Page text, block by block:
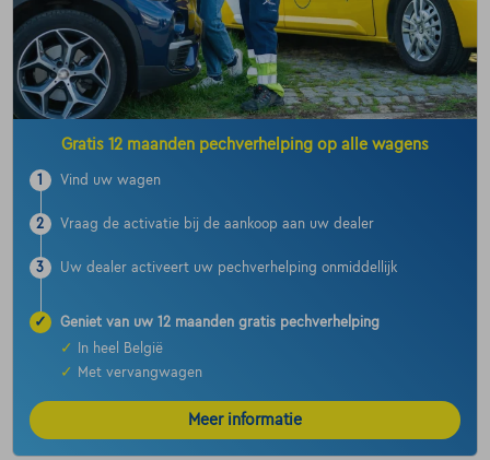
Gratis 12 maanden pechverhelping op alle wagens
1 Vind uw wagen
2 Vraag de activatie bij de aankoop aan uw dealer
3 Uw dealer activeert uw pechverhelping onmiddellijk
✓
Geniet van uw 12 maanden gratis pechverhelping
✓
In heel België
✓
Met vervangwagen
Meer informatie